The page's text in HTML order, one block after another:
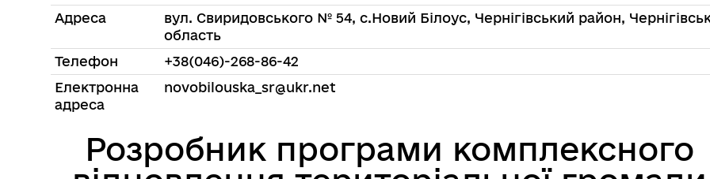
Адреса
вул. Свиридовського № 54, с.Новий Білоус, Чернігівський район,
область
Телефон
+38(046)-268-86-42
Електронна
адреса
novobilouska_sr@ukr.net
Розробник програми комплексного